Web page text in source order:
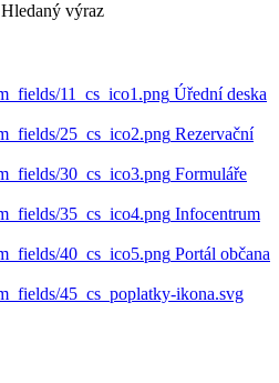
Hledaný výraz
Úřední deska
Rezervační
Formuláře
Infocentrum
Portál občana